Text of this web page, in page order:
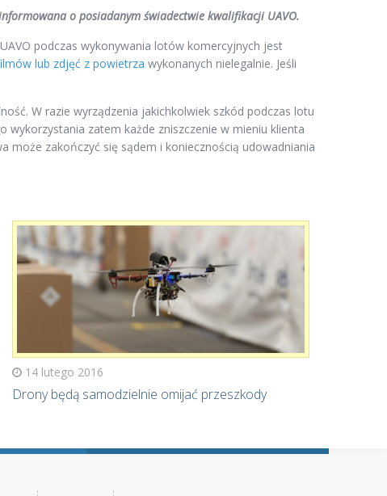
o posiadanym świadectwie kwalifikacji UAVO.
podczas wykonywania lotów komercyjnych jest
lub zdjęć z powietrza wykonanych nielegalnie. Jeśli
W razie wyrządzenia jakichkolwiek szkód podczas lotu
wykorzystania zatem każde zniszczenie w mieniu klienta
może zakończyć się sądem i koniecznością udowadniania
14 lutego 2016
Drony będą samodzielnie omijać przeszkody